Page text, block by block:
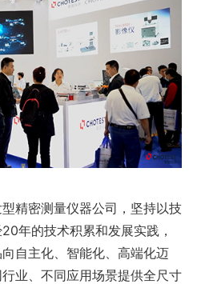
精密测量仪器公司，坚持以技
年的技术积累和发展实践，
自主化、智能化、高端化迈
业、不同应用场景提供全尺寸